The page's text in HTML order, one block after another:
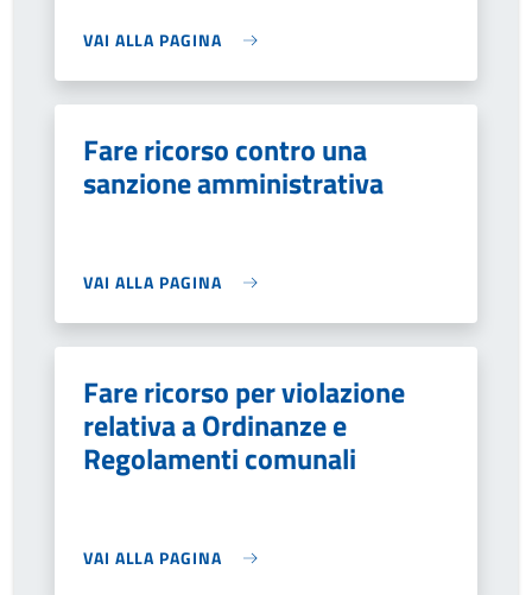
VAI ALLA PAGINA
Fare ricorso contro una
sanzione amministrativa
VAI ALLA PAGINA
Fare ricorso per violazione
relativa a Ordinanze e
Regolamenti comunali
VAI ALLA PAGINA